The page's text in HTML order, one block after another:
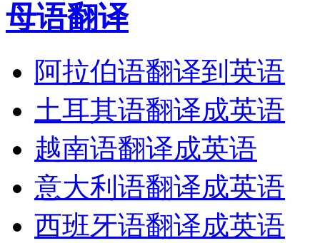
母语翻译
阿拉伯语翻译到英语
土耳其语翻译成英语
越南语翻译成英语
意大利语翻译成英语
西班牙语翻译成英语